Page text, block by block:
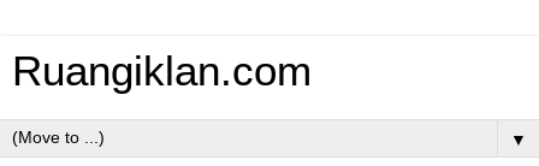
Ruangiklan.com
▼